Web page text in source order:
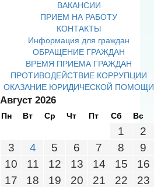
ВАКАНСИИ
ПРИЕМ НА РАБОТУ
КОНТАКТЫ
Информация для граждан
ОБРАЩЕНИЕ ГРАЖДАН
ВРЕМЯ ПРИЕМА ГРАЖДАН
ПРОТИВОДЕЙСТВИЕ КОРРУПЦИИ
ОКАЗАНИЕ ЮРИДИЧЕСКОЙ ПОМОЩИ
Август 2026
Пн Вт Ср Чт Пт Сб Вс
1
2
3
4 5 6 7 8
9
10
11 12 13 14 15
16
17
18 19 20 21 22
23